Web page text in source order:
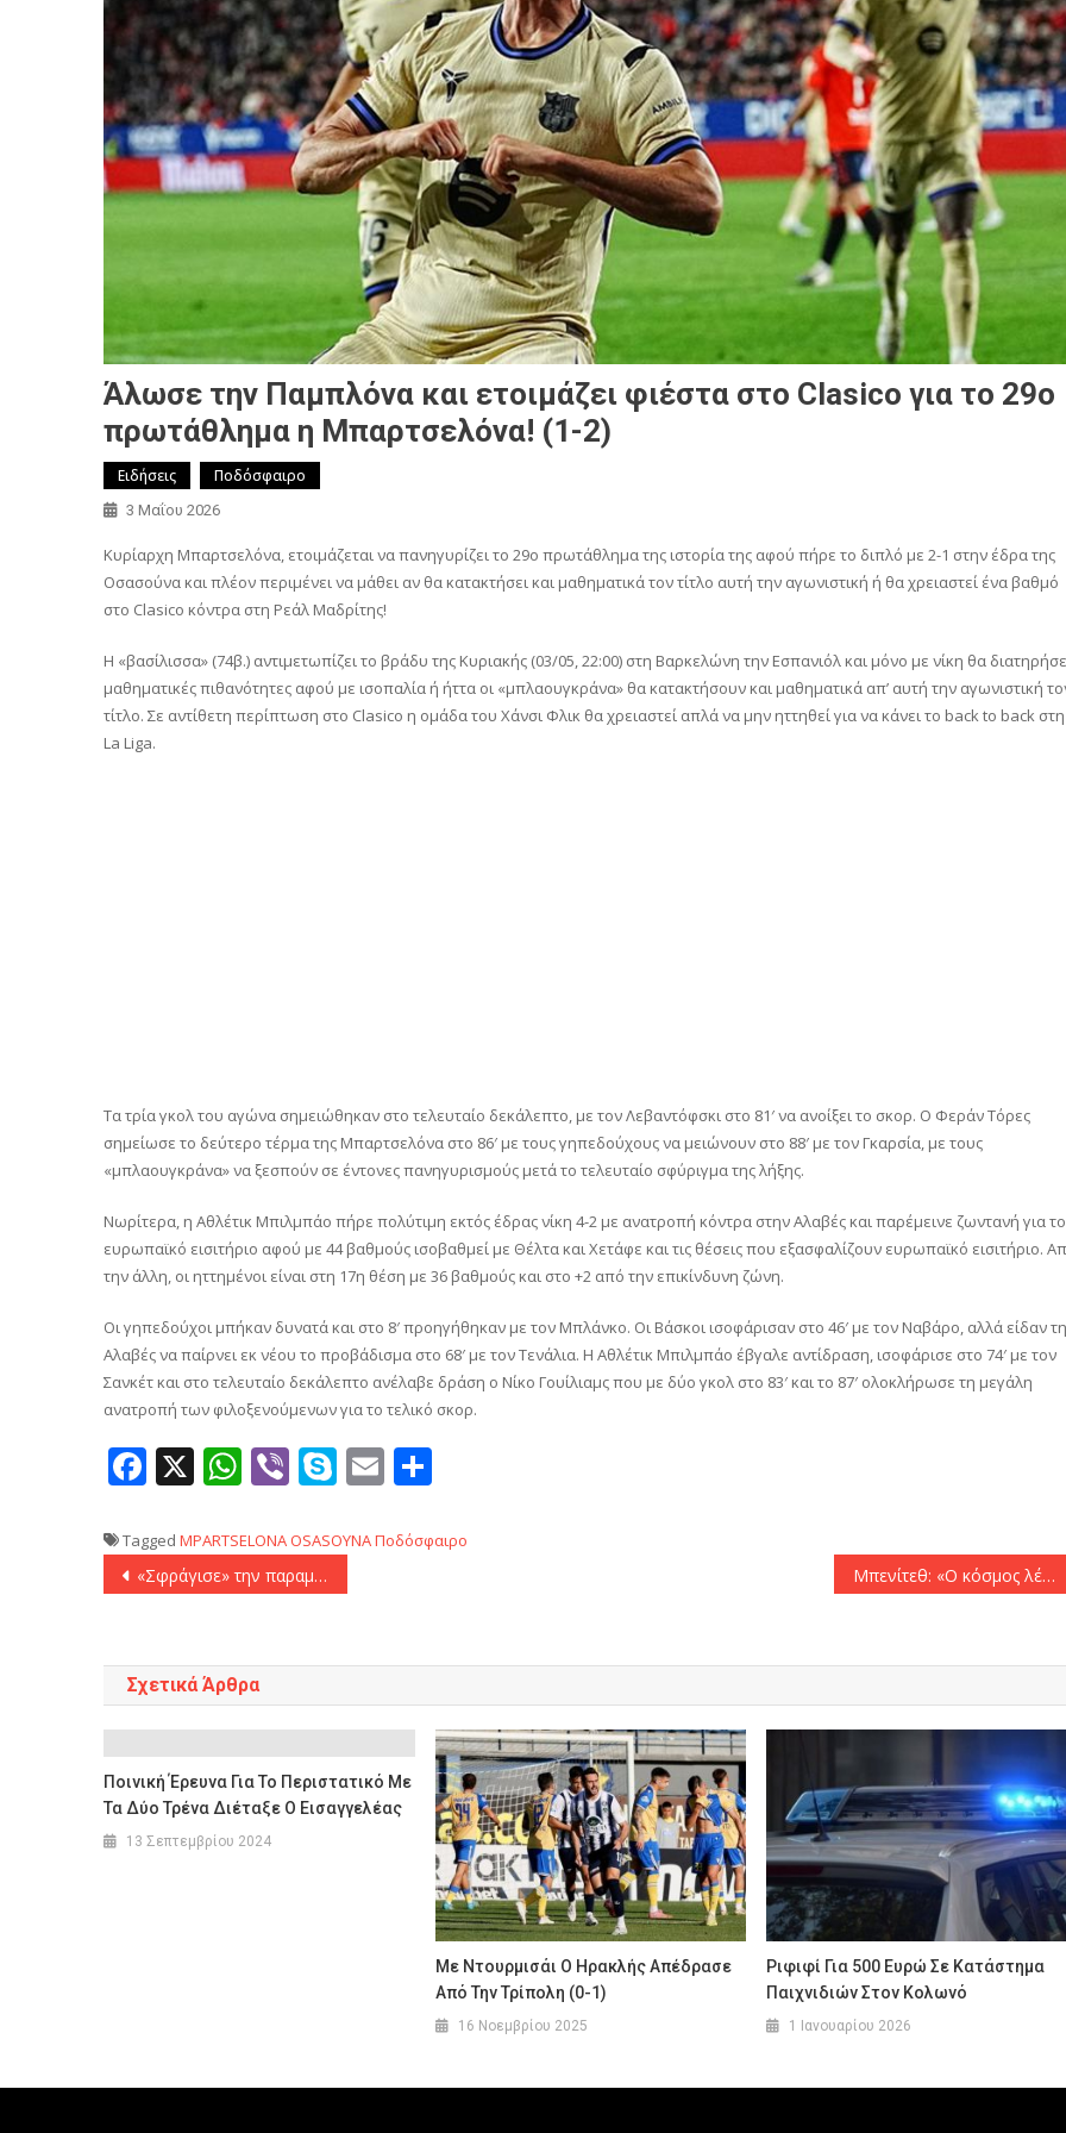
Άλωσε την Παμπλόνα και ετοιμάζει φιέστα στο Clasico για το 29ο
πρωτάθλημα η Μπαρτσελόνα! (1-2)
Ειδήσεις Ποδόσφαιρο
3 Μαΐου 2026
Κυρίαρχη Μπαρτσελόνα, ετοιμάζεται να πανηγυρίζει το 29ο πρωτάθλημα της ιστορία της αφού πήρε το διπλό με 2-1 στην έδρα της
Οσασούνα και πλέον περιμένει να μάθει αν θα κατακτήσει και μαθηματικά τον τίτλο αυτή την αγωνιστική ή θα χρειαστεί ένα βαθμό
στο Clasico κόντρα στη Ρεάλ Μαδρίτης!
Η «βασίλισσα» (74β.) αντιμετωπίζει το βράδυ της Κυριακής (03/05, 22:00) στη Βαρκελώνη την Εσπανιόλ και μόνο με νίκη θα
μαθηματικές πιθανότητες αφού με ισοπαλία ή ήττα οι «μπλαουγκράνα» θα κατακτήσουν και μαθηματικά απ’ αυτή την αγωνιστική
τίτλο. Σε αντίθετη περίπτωση στο Clasico η ομάδα του Χάνσι Φλικ θα χρειαστεί απλά να μην ηττηθεί για να κάνει το back to back στη
La Liga.
Τα τρία γκολ του αγώνα σημειώθηκαν στο τελευταίο δεκάλεπτο, με τον Λεβαντόφσκι στο 81′ να ανοίξει το σκορ. Ο Φεράν Τόρες
σημείωσε το δεύτερο τέρμα της Μπαρτσελόνα στο 86′ με τους γηπεδούχους να μειώνουν στο 88′ με τον Γκαρσία, με τους
«μπλαουγκράνα» να ξεσπούν σε έντονες πανηγυρισμούς μετά το τελευταίο σφύριγμα της λήξης.
Νωρίτερα, η Αθλέτικ Μπιλμπάο πήρε πολύτιμη εκτός έδρας νίκη 4-2 με ανατροπή κόντρα στην Αλαβές και παρέμεινε ζωντανή για το
ευρωπαϊκό εισιτήριο αφού με 44 βαθμούς ισοβαθμεί με Θέλτα και Χετάφε και τις θέσεις που εξασφαλίζουν ευρωπαϊκό εισιτήριο.
την άλλη, οι ηττημένοι είναι στη 17η θέση με 36 βαθμούς και στο +2 από την επικίνδυνη ζώνη.
Οι γηπεδούχοι μπήκαν δυνατά και στο 8′ προηγήθηκαν με τον Μπλάνκο. Οι Βάσκοι ισοφάρισαν στο 46′ με τον Ναβάρο, αλλά είδαν
Αλαβές να παίρνει εκ νέου το προβάδισμα στο 68′ με τον Τενάλια. Η Αθλέτικ Μπιλμπάο έβγαλε αντίδραση, ισοφάρισε στο 74′ με τον
Σανκέτ και στο τελευταίο δεκάλεπτο ανέλαβε δράση ο Νίκο Γουίλιαμς που με δύο γκολ στο 83′ και το 87′ ολοκλήρωσε τη μεγάλη
ανατροπή των φιλοξενούμενων για το τελικό σκορ.
Facebook
X WhatsApp
ViberSkype
Email
Tagged MPARTSELONA OSASOYNAΠοδόσφαιρο
Πλοήγηση
«Σφράγισε» την παραμονή η Κηφισιά με Πόμπο στο Αγρίνιο! (0-1) Μπενίτεθ: «Ο κόσμος λέει πως δεν είναι αρκετό, αλλά η πρώτη τετράδα είναι ένα επίτευγμα»
Σχετικά Άρθρα
Ποινική Έρευνα Για Το Περιστατικό Με
Τα Δύο Τρένα Διέταξε Ο Εισαγγελέας
13 Σεπτεμβρίου 2024
Με Ντουρμισάι Ο Ηρακλής Απέδρασε
Από Την Τρίπολη (0-1)
16 Νοεμβρίου 2025
Ριφιφί Για 500 Ευρώ Σε Κατάστημα
Παιχνιδιών Στον Κολωνό
1 Ιανουαρίου 2026